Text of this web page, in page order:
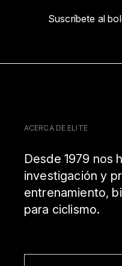
Suscríbete al
ACERCA DE ELITE
Desde 1979 nos
investigación y
entrenamiento,
para ciclismo.